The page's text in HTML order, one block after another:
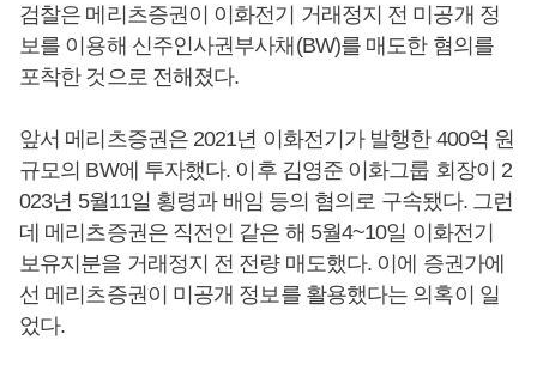
검찰은 메리츠증권이 이화전기 거래정지 전 미공개 정
보를 이용해 신주인사권부사채(BW)를 매도한 혐의를
포착한 것으로 전해졌다.
앞서 메리츠증권은 2021년 이화전기가 발행한 400억 원
규모의 BW에 투자했다. 이후 김영준 이화그룹 회장이 2
023년 5월11일 횡령과 배임 등의 혐의로 구속됐다. 그런
데 메리츠증권은 직전인 같은 해 5월4~10일 이화전기
보유지분을 거래정지 전 전량 매도했다. 이에 증권가에
선 메리츠증권이 미공개 정보를 활용했다는 의혹이 일
었다.